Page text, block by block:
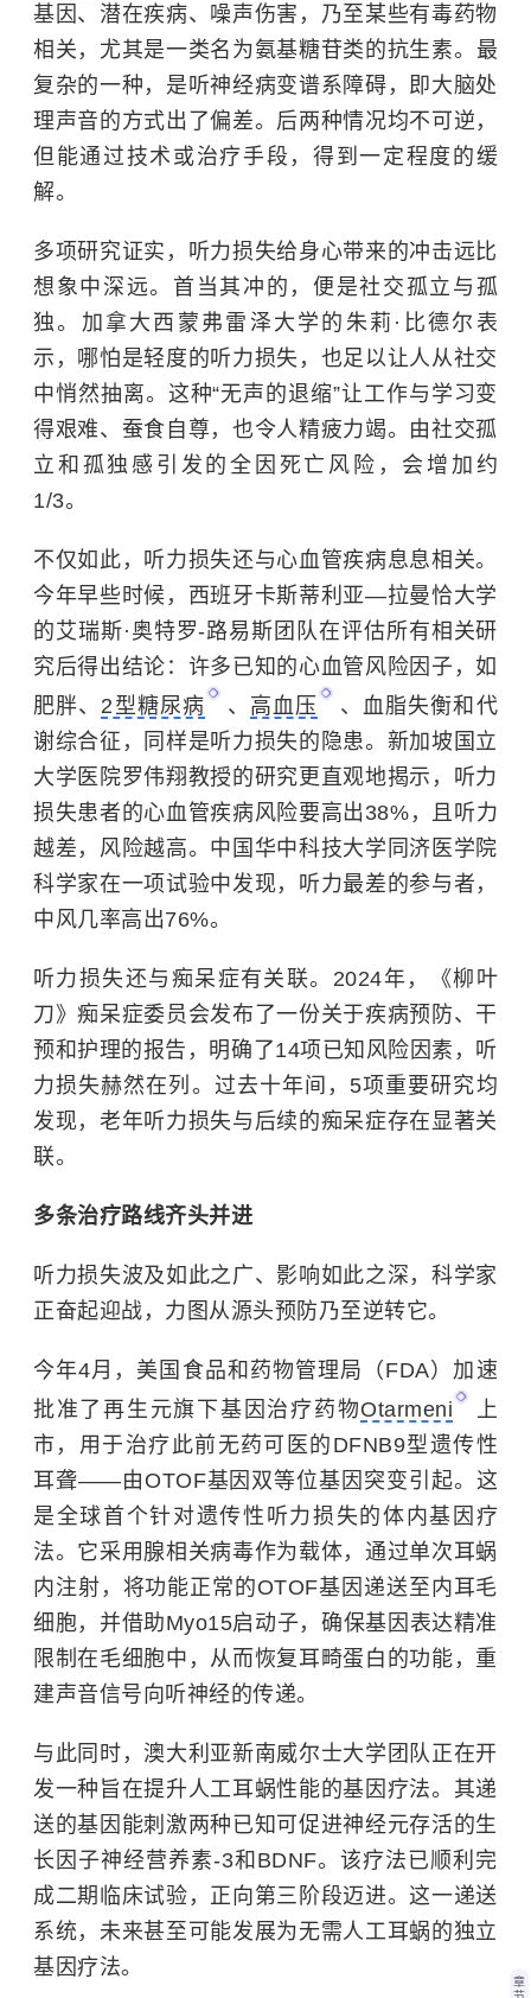
基因、潜在疾病、噪声伤害，乃至某些有毒药物
相关，尤其是一类名为氨基糖苷类的抗生素。最
复杂的一种，是听神经病变谱系障碍，即大脑处
理声音的方式出了偏差。后两种情况均不可逆，
但能通过技术或治疗手段，得到一定程度的缓
解。
多项研究证实，听力损失给身心带来的冲击远比
想象中深远。首当其冲的，便是社交孤立与孤
独。加拿大 西蒙弗雷泽大学 的朱莉·比德尔表
示，哪怕是轻度的听力损失，也足以让人从社交
中悄然抽离。这种“无声的退缩”让工作与学习变
得艰难、蚕食自尊，也令人精疲力竭。由社交孤
立和孤独感引发的全因死亡风险，会增加约
1/3。
不仅如此，听力损失还与心血管疾病息息相关。
今年早些时候，西班牙卡斯蒂利亚—拉曼恰大学
的艾瑞斯·奥特罗-路易斯团队在评估所有相关研
究后得出结论：许多已知的心血管风险因子，如
肥胖、 2型糖尿病 、 高血压
、血脂失衡和代
谢综合征，同样是听力损失的隐患。新加坡国立
大学医院罗伟翔教授的研究更直观地揭示，听力
损失患者的心血管疾病风险要高出38%，且听力
越差，风险越高。中国华中科技大学同济医学院
科学家在一项试验中发现，听力最差的参与者，
中风几率高出76%。
听力损失还与痴呆症有关联。2024年，《柳叶
刀》痴呆症委员会发布了一份关于疾病预防、干
预和护理的报告，明确了14项已知风险因素，听
力损失赫然在列。过去十年间，5项重要研究均
发现，老年听力损失与后续的痴呆症存在显著关
联。
多条治疗路线齐头并进
听力损失波及如此之广、影响如此之深，科学家
正奋起迎战，力图从源头预防乃至逆转它。
今年4月，美国食品和药物管理局（FDA）加速
批准了再生元旗下基因治疗药物Otarmeni
上
市，用于治疗此前无药可医的DFNB9型遗传性
耳聋——由OTOF基因双等位基因突变引起。这
是全球首个针对遗传性听力损失的体内基因疗
法。它采用腺相关病毒作为载体，通过单次耳蜗
内注射，将功能正常的OTOF基因递送至内耳毛
细胞，并借助Myo15启动子，确保基因表达精准
限制在毛细胞中，从而恢复耳畸蛋白的功能，重
建声音信号向听神经的传递。
与此同时，澳大利亚新南威尔士大学团队正在开
发一种旨在提升人工耳蜗性能的基因疗法。其递
送的基因能刺激两种已知可促进神经元存活的生
长因子神经营养素-3和BDNF。该疗法已顺利完
成二期临床试验，正向第三阶段迈进。这一递送
系统，未来甚至可能发展为无需人工耳蜗的独立
基因疗法。
章